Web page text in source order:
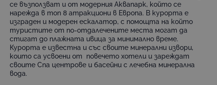
се възползват и от модерния Аквапарк, който се
нарежда в топ 8 атракциони в Европа. В курорта е
изграден и модерен ескалатор, с помощта на който
туристите от по-отдалечените места могат да
стигат до плажната ивица за минимално време.
Курорта е известна и със своите минерални извори,
които са усвоени от повечето хотели и зареждат
своите Спа центрове и басейни с лечебна минерална
вода.